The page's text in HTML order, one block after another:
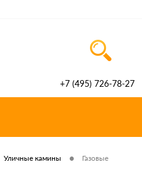
+7 (495) 726-78-27
Уличные камины • Газовые